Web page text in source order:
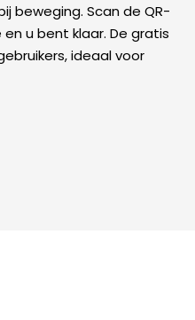
beweging. Scan de QR-
u bent klaar. De gratis
ideaal voor